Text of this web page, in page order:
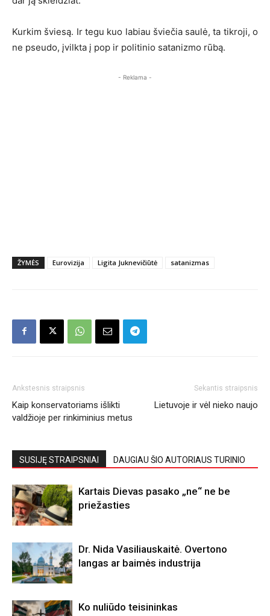
Kurkim šviesą. Ir tegu kuo labiau šviečia saulė, ta tikroji, o
ne pseudo, įvilkta į pop ir politinio satanizmo rūbą.
- Reklama -
ŽYMĖS Eurovizija Ligita Juknevičiūtė satanizmas
Ankstesnis straipsnis
Kaip konservatoriams išlikti
valdžioje per rinkiminius metus
Sekantis straipsnis
Lietuvoje ir vėl nieko naujo
SUSIJĘ STRAIPSNIAI DAUGIAU ŠIO AUTORIAUS TURINIO
Kartais Dievas pasako „ne“ ne be
priežasties
Dr. Nida Vasiliauskaitė. Overtono
langas ar baimės industrija
Ko nuliūdo teisininkas